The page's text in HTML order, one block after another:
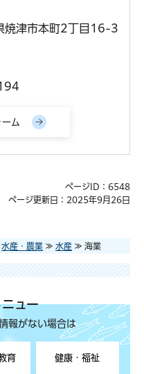
津市本町2丁目16-3
ページID：6548
ページ更新日：2025年9月26日
水産・農業 ≫ 水産 ≫ 海業
ュー
報がない場合は
育 健康・福祉